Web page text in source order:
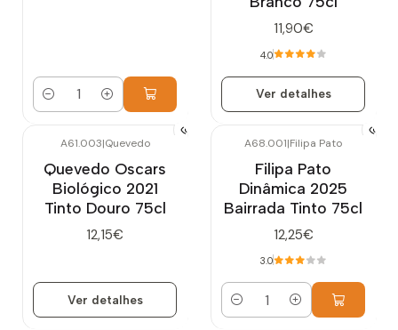
Quantidade
11,90€
4.0
Ver detalhes
A61.003|Quevedo
Quevedo Oscars
Biológico 2021
Tinto Douro 75cl
12,15€
Ver detalhes
A68.001|Filipa Pato
Filipa Pato
Dinâmica 2025
Bairrada Tinto 75cl
12,25€
3.0
Quantidade